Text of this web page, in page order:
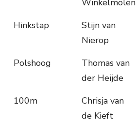
Winkelmolen
Hinkstap
Stijn van
Nierop
Polshoog
Thomas van
der Heijde
100m
Chrisja van
de Kieft